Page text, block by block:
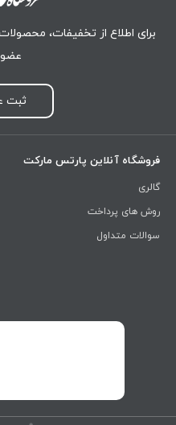
برای اطلاع از تخفیفات،
ثبت
فروشگاه آنلاین پارتس مارکت
گالری
روش های پرداخت
سوالات متداول